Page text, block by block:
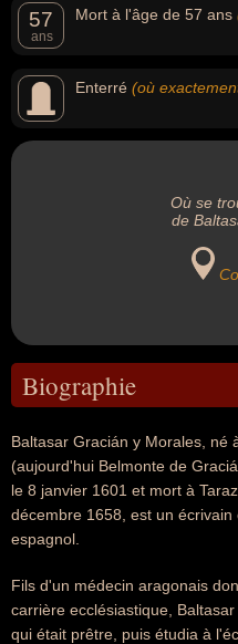
57
ans
Mort à l'âge de 57 ans
Enterré (où
Où se
de
Biographie
Baltasar Gracián y Morales, né
(aujourd'hui Belmonte de
le 8 janvier 1601 et mort à
décembre 1658, est un
espagnol.
Fils d'un médecin aragonais
carrière ecclésiastique,
qui était prêtre, puis étudia à